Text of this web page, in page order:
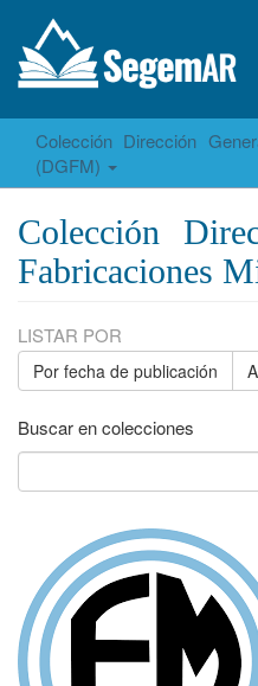
Colección Dirección
(DGFM)
Colección
Fabricaciones
LISTAR POR
Por fecha de publicación
Buscar en colecciones